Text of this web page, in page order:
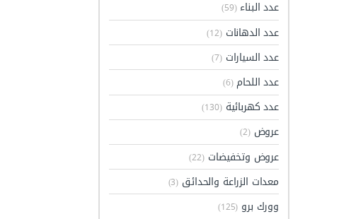
عدد البناء(59)
عدد الدهانات(12)
عدد السيارات(7)
عدد اللحام(6)
عدد كهربائية(130)
عروض(2)
عروض وتخفيضات(22)
معدات الزراعة والحدائق (3)
وورك برو (125)